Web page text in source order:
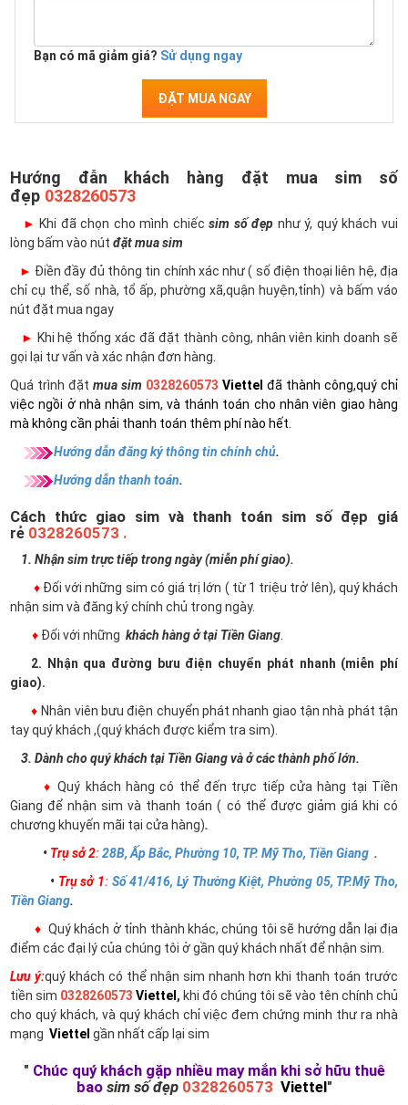
Bạn có mã giảm giá? Sử dụng ngay
ĐẶT MUA NGAY
Hướng đẫn khách hàng đặt mua sim số
đẹp 0328260573
► Khi đã chọn cho mình chiếcsim số đẹp như ý, quý khách vui
lòng bấm vào nút đặt mua sim
► Điền đầy đủ thông tin chính xác như ( số điện thoại liên hệ, địa
chỉ cụ thể, số nhà, tổ ấp, phường xã,quận huyện,tỉnh) và bấm váo
nút đặt mua ngay
► Khi hệ thống xác đã đặt thành công, nhân viên kinh doanh sẽ
gọi lại tư vấn và xác nhận đơn hàng.
Quá trình đặt mua sim 0328260573 Viettel đã thành công,quý chỉ
việc ngồi ở nhà nhận sim, và thánh toán cho nhân viên giao hàng
mà không cần phải thanh toán thêm phí nào hết.
Hướng dẫn đăng ký thông tin chính chủ.
Hướng dẫn thanh toán.
Cách thức giao sim và thanh toán sim số đẹp giá
rẻ 0328260573 .
1. Nhận sim trực tiếp trong ngày (miễn phí giao).
♦ Đối với những sim có giá trị lớn ( từ 1 triệu trở lên), quý khách
nhận sim và đăng ký chính chủ trong ngày.
♦ Đối với những khách hàng ở tại Tiền Giang
2. Nhận qua đường bưu điện chuyển phát nhanh (miễn phí
giao).
♦ Nhân viên bưu điện chuyển phát nhanh giao tận nhà phát tận
tay quý khách ,(quý khách được kiểm tra sim).
3. Dành cho quý khách tại Tiền Giang và ở các thành phố lớn.
♦ Quý khách hàng có thể đến trực tiếp cửa hàng tại Tiền
Giang để nhận sim và thanh toán ( có thể được giảm giá khi có
chương khuyến mãi tại cửa hàng).
• Trụ sở 2:28B, Ấp Bắc, Phường 10, TP. Mỹ Tho, Tiền Giang .
• Trụ sở 1: Số 41/416, Lý Thường Kiệt, Phường 05, TP.Mỹ Tho,
Tiền Giang.
♦ Quý khách ở tỉnh thành khác, chúng tôi sẽ hướng dẫn lại địa
điểm các đại lý của chúng tôi ở gần quý khách nhất để nhận sim.
Lưu ý:quý khách có thể nhận sim nhanh hơn khi thanh toán trước
tiền sim 0328260573 Viettel , khi đó chúng tôi sẽ vào tên chính chủ
cho quý khách, và quý khách chỉ việc đem chứng minh thư ra nhà
mạng Viettel gần nhất cấp lại sim
" Chúc quý khách gặp nhiều may mắn khi sở hữu thuê
bao sim số đẹp 0328260573 Viettel"